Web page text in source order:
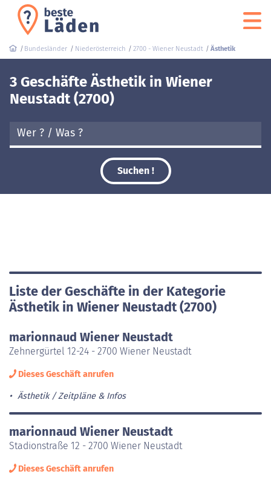
Bundesländer Niederösterreich 2700 - Wiener Neustadt Ästhetik
3 Geschäfte Ästhetik in Wiener
Neustadt (2700)
Suchen !
Liste der Geschäfte in der Kategorie
Ästhetik in Wiener Neustadt (2700)
marionnaud Wiener Neustadt
Zehnergürtel 12-24 - 2700 Wiener Neustadt
Dieses Geschäft anrufen
Ästhetik Zeitpläne & Infos
marionnaud Wiener Neustadt
Stadionstraße 12 - 2700 Wiener Neustadt
Dieses Geschäft anrufen